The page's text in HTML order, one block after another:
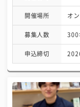
開催場所 オ
募集人数 300
申込締切